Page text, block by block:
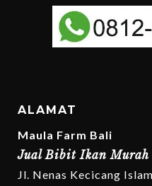
ALAMAT
Maula Farm Bali
Jual Bibit Ikan Murah
Jl. Nenas Kecicang